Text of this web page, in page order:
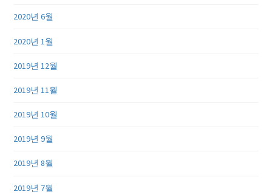
2020년 6월
2020년 1월
2019년 12월
2019년 11월
2019년 10월
2019년 9월
2019년 8월
2019년 7월